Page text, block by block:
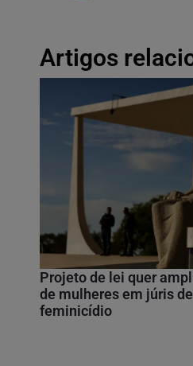
Artigos
Projeto de lei quer
de mulheres em júris
feminicídio